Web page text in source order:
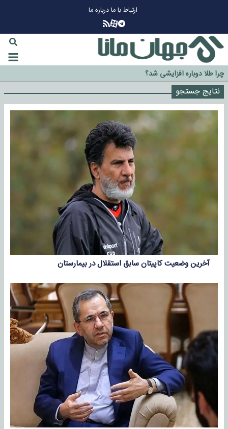
ارتباط با مادرباره ما
چرا طلا دوباره افزایشی شد؟
گزینه جدایی اوسمار روی میز مدیران پرسپولیس
آیا رئیس جمهور آمریکا قانون را دور می‌زند؟
اخراج رسمی چهره نامدار از پرسپولیس
سازمان اطلاعات سپاه: پروژه دولت ترامپ برای مهار چین، روسیه و اروپا شکست
نتایج جستجو
آخرین وضعیت کاپیتان سابق استقلال در بیمارستان